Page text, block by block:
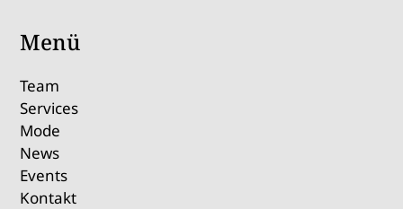
Menü
Team
Services
Mode
News
Events
Kontakt